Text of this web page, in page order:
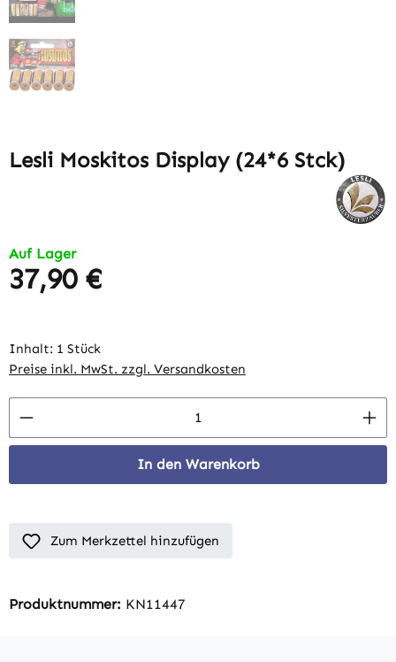
Lesli Moskitos Display (24*6 Stck)
Auf Lager
Regulärer Preis:
37,90 €
Inhalt: 1 Stück
Preise inkl. MwSt. zzgl. Versandkosten
Produkt Anzahl: Gib den gewünschten
In den Warenkorb
Zum Merkzettel hinzufügen
Produktnummer: KN11447